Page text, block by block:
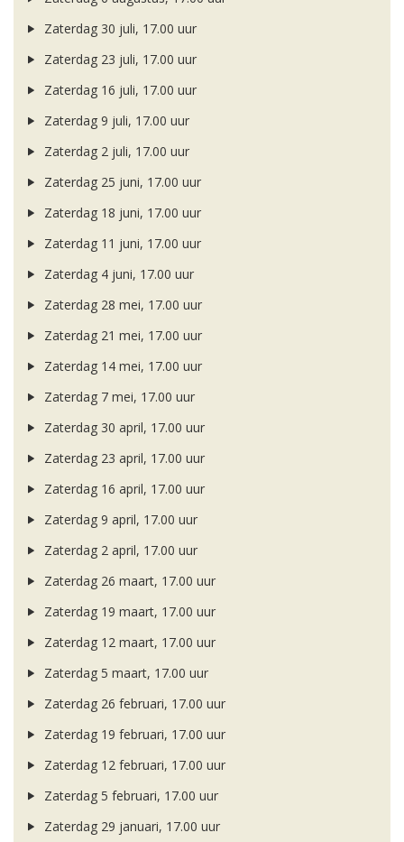
Zaterdag 30 juli, 17.00 uur
Zaterdag 23 juli, 17.00 uur
Zaterdag 16 juli, 17.00 uur
Zaterdag 9 juli, 17.00 uur
Zaterdag 2 juli, 17.00 uur
Zaterdag 25 juni, 17.00 uur
Zaterdag 18 juni, 17.00 uur
Zaterdag 11 juni, 17.00 uur
Zaterdag 4 juni, 17.00 uur
Zaterdag 28 mei, 17.00 uur
Zaterdag 21 mei, 17.00 uur
Zaterdag 14 mei, 17.00 uur
Zaterdag 7 mei, 17.00 uur
Zaterdag 30 april, 17.00 uur
Zaterdag 23 april, 17.00 uur
Zaterdag 16 april, 17.00 uur
Zaterdag 9 april, 17.00 uur
Zaterdag 2 april, 17.00 uur
Zaterdag 26 maart, 17.00 uur
Zaterdag 19 maart, 17.00 uur
Zaterdag 12 maart, 17.00 uur
Zaterdag 5 maart, 17.00 uur
Zaterdag 26 februari, 17.00 uur
Zaterdag 19 februari, 17.00 uur
Zaterdag 12 februari, 17.00 uur
Zaterdag 5 februari, 17.00 uur
Zaterdag 29 januari, 17.00 uur